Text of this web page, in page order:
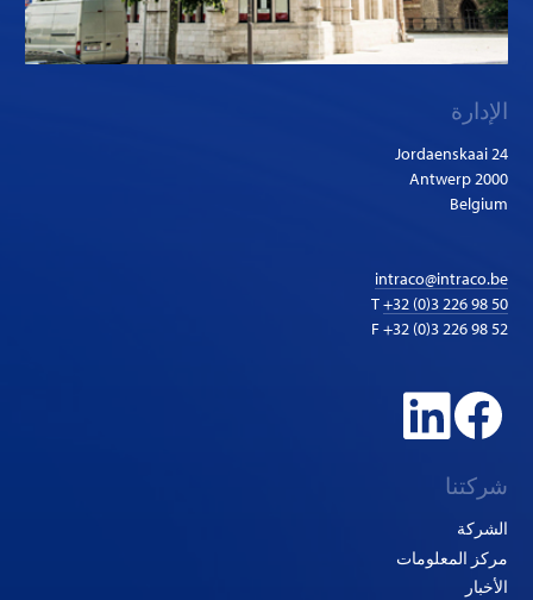
الإدارة
Jordaenskaai 24
2000 Antwerp
Belgium
intraco@intraco.be
T+32 (0)3 226 98 50
F +32 (0)3 226 98 52
شركتنا
الشركة
مركز المعلومات
الأخبار